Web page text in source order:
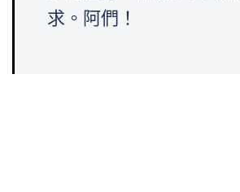
求。阿們！